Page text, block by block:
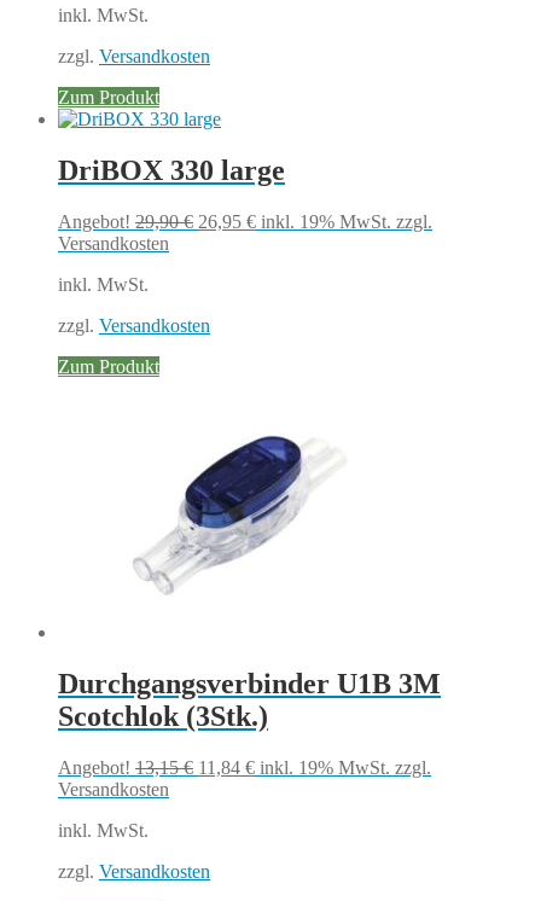
inkl. MwSt.
zzgl. Versandkosten
Zum Produkt
DriBOX 330 large
Angebot! 29,90€ Ursprünglicher
26,95 €Aktueller
inkl. 19% MwSt. zzgl.
Versandkosten
inkl. MwSt.
zzgl. Versandkosten
Zum Produkt
Durchgangsverbinder U1B 3M
Scotchlok (3Stk.)
Angebot! 13,15€ Ursprünglicher
11,84 €Aktueller
inkl. 19% MwSt. zzgl.
Versandkosten
inkl. MwSt.
zzgl. Versandkosten